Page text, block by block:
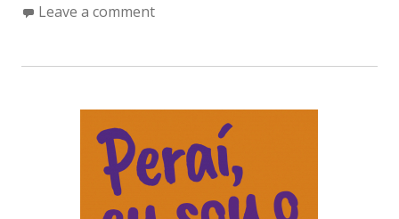
Leave a comment